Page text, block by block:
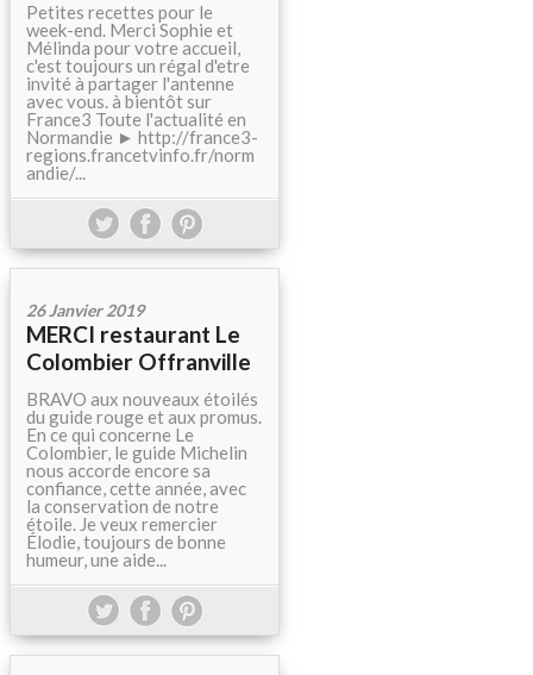
Petites recettes pour le
week-end. Merci Sophie et
Mélinda pour votre accueil,
c'est toujours un régal d'etre
invité à partager l'antenne
avec vous. à bientôt sur
France3 Toute l'actualité en
Normandie ► http://france3-
regions.francetvinfo.fr/norm
andie/...
26 Janvier 2019
MERCI restaurant Le
Colombier Offranville
BRAVO aux nouveaux étoilés
du guide rouge et aux promus.
En ce qui concerne Le
Colombier, le guide Michelin
nous accorde encore sa
confiance, cette année, avec
la conservation de notre
étoile. Je veux remercier
Élodie, toujours de bonne
humeur, une aide...